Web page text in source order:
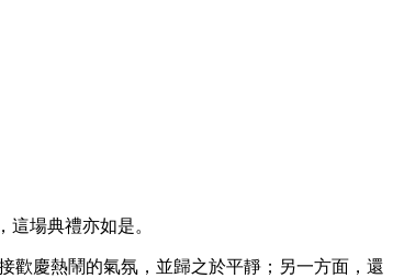
場典禮亦如是。
歡慶熱鬧的氣氛，並歸之於平靜；另一方面，還